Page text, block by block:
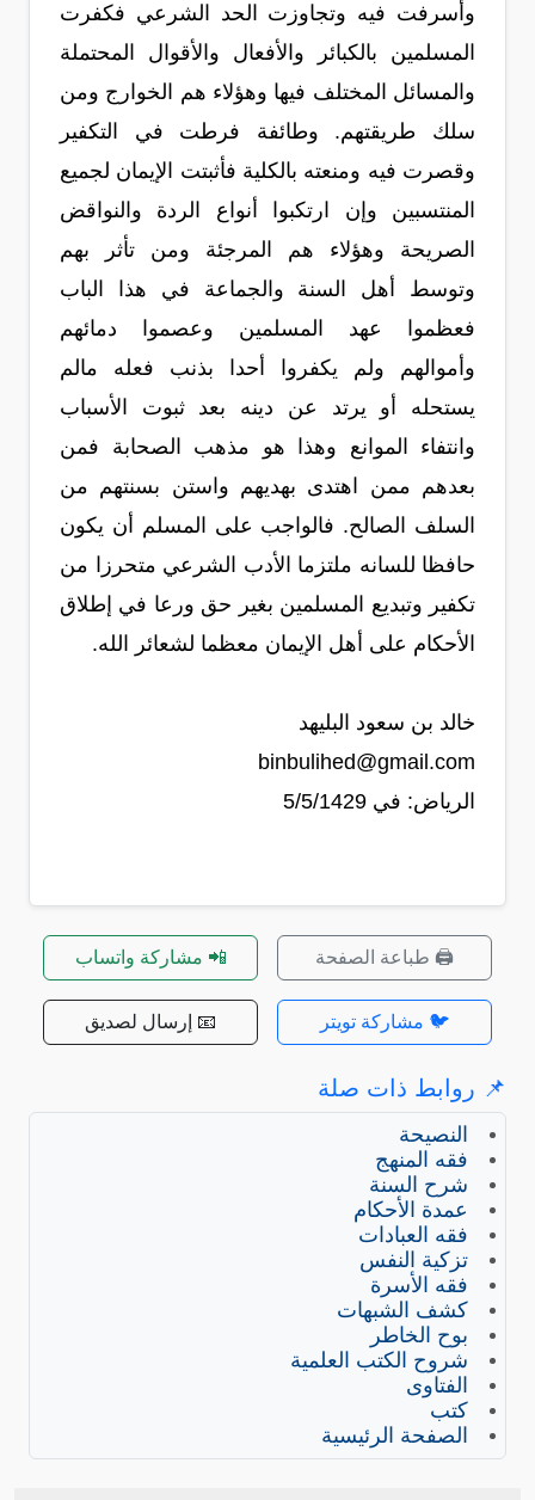
وأسرفت فيه وتجاوزت الحد الشرعي فكفرت
المسلمين بالكبائر والأفعال والأقوال المحتملة
والمسائل المختلف فيها وهؤلاء هم الخوارج ومن
سلك طريقتهم. وطائفة فرطت في التكفير
وقصرت فيه ومنعته بالكلية فأثبتت الإيمان لجميع
المنتسبين وإن ارتكبوا أنواع الردة والنواقض
الصريحة وهؤلاء هم المرجئة ومن تأثر بهم
وتوسط أهل السنة والجماعة في هذا الباب
فعظموا عهد المسلمين وعصموا دمائهم
وأموالهم ولم يكفروا أحدا بذنب فعله مالم
يستحله أو يرتد عن دينه بعد ثبوت الأسباب
وانتفاء الموانع وهذا هو مذهب الصحابة فمن
بعدهم ممن اهتدى بهديهم واستن بسنتهم من
السلف الصالح. فالواجب على المسلم أن يكون
حافظا للسانه ملتزما الأدب الشرعي متحرزا من
تكفير وتبديع المسلمين بغير حق ورعا في إطلاق
الأحكام على أهل الإيمان معظما لشعائر الله.
خالد بن سعود البليهد
binbulihed@gmail.com
الرياض: في 5/5/1429
🖨️ طباعة الصفحة 📲 مشاركة واتساب
🐦 مشاركة تويتر 📧 إرسال لصديق
📌 روابط ذات صلة
النصيحة
فقه المنهج
شرح السنة
عمدة الأحكام
فقه العبادات
تزكية النفس
فقه الأسرة
كشف الشبهات
بوح الخاطر
شروح الكتب العلمية
الفتاوى
كتب
الصفحة الرئيسية